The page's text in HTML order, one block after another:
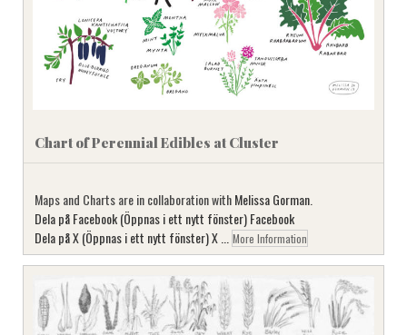
Chart of Perennial Edibles at Cluster
Maps and Charts are in collaboration withMelissa Gorman
Dela på Facebook (Öppnas i ett nytt fönster) Facebook
Dela på X (Öppnas i ett nytt fönster) X ...
More Information